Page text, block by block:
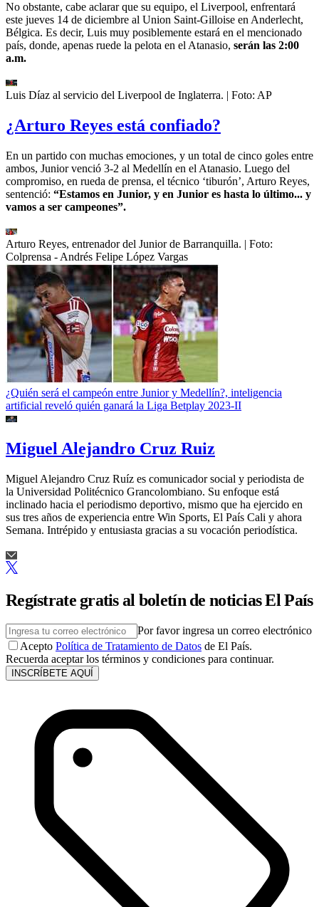
No obstante, cabe aclarar que su equipo, el Liverpool, enfrentará
este jueves 14 de diciembre al Union Saint-Gilloise en Anderlecht,
Bélgica. Es decir, Luis muy posiblemente estará en el mencionado
país, donde, apenas ruede la pelota en el Atanasio, serán las 2:00
a.m.
Luis Díaz al servicio del Liverpool de Inglaterra. | Foto: AP
¿Arturo Reyes está confiado?
En un partido con muchas emociones, y un total de cinco goles entre
ambos, Junior venció 3-2 al Medellín en el Atanasio. Luego del
compromiso, en rueda de prensa, el técnico ‘tiburón’, Arturo Reyes,
sentenció: “Estamos en Junior, y en Junior es hasta lo último... y
vamos a ser campeones”.
Arturo Reyes, entrenador del Junior de Barranquilla. | Foto:
Colprensa - Andrés Felipe López Vargas
¿Quién será el campeón entre Junior y Medellín?, inteligencia
artificial reveló quién ganará la Liga Betplay 2023-II
Miguel Alejandro Cruz Ruiz
Miguel Alejandro Cruz Ruíz es comunicador social y periodista de
la Universidad Politécnico Grancolombiano. Su enfoque está
inclinado hacia el periodismo deportivo, mismo que ha ejercido en
sus tres años de experiencia entre Win Sports, El País Cali y ahora
Semana. Intrépido y entusiasta gracias a su vocación periodística.
Regístrate gratis al boletín de noticias El País
Por favor ingresa un correo electrónico
Acepto Política de Tratamiento de Datos de El País.
Recuerda aceptar los términos y condiciones para continuar.
INSCRÍBETE AQUÍ